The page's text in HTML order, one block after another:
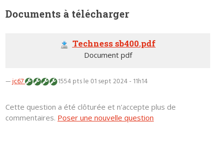
Documents à télécharger
Techness sb400.pdf
Document pdf
—jc67 1554 ptsle 01 sept 2024 - 11h14
Cette question a été clôturée et n'accepte plus de
commentaires. Poser une nouvelle question